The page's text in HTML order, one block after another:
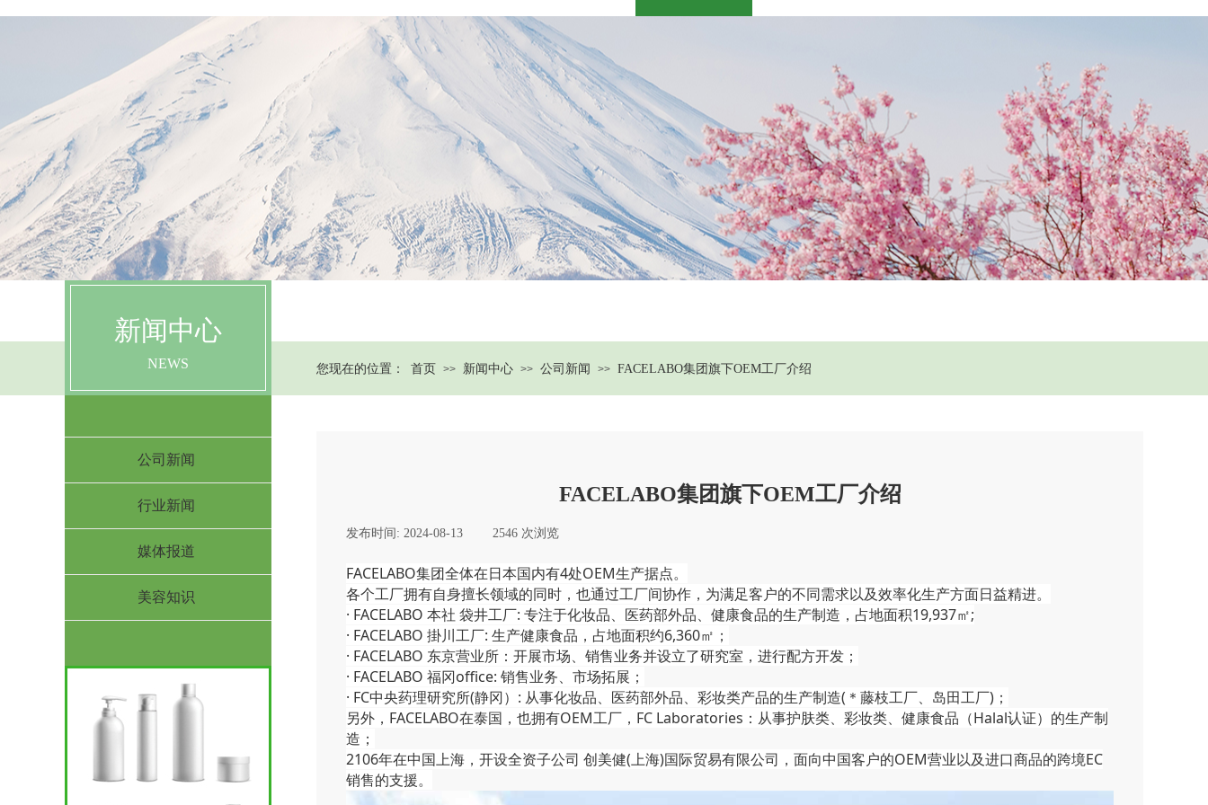
首页 走进FACELABO 产品中心 OEM产业
首页 >> 新闻中心 >> 公司新闻 >> FACELABO集团旗下OEM工厂介绍
您现在的位置：
新闻中心
NEWS
公司新闻
行业新闻
媒体报道
美容知识
FACELABO集团旗下OEM工厂介绍
发布时间: 2024-08-13 2546 次浏览
FACELABO集团全体在日本国内有4处OEM生产据点。
各个工厂拥有自身擅长领域的同时，也通过工厂间协作，为满足客户的不同需求以及效率化生产方面日益精进。
· FACELABO 本社 袋井工厂: 专注于化妆品、医药部外品、健康食品的生产制造，占地面积19,937㎡;
· FACELABO 掛川工厂: 生产健康食品，占地面积约6,360㎡；
· FACELABO 东京营业所：开展市场、销售业务并设立了研究室，进行配方开发；
· FACELABO 福冈office: 销售业务、市场拓展；
· FC中央药理研究所(静冈）: 从事化妆品、医药部外品、彩妆类产品的生产制造(＊藤枝工厂、岛田工厂)；
另外，FACELABO在泰国，也拥有OEM工厂，FC Laboratories：从事护肤类、彩妆类、健康食品（Halal认证）的生产制
造；
2106年在中国上海，开设全资子公司 创美健(上海)国际贸易有限公司，面向中国客户的OEM营业以及进口商品的跨境EC
销售的支援。